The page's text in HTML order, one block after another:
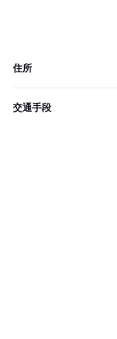
住所
交通手段